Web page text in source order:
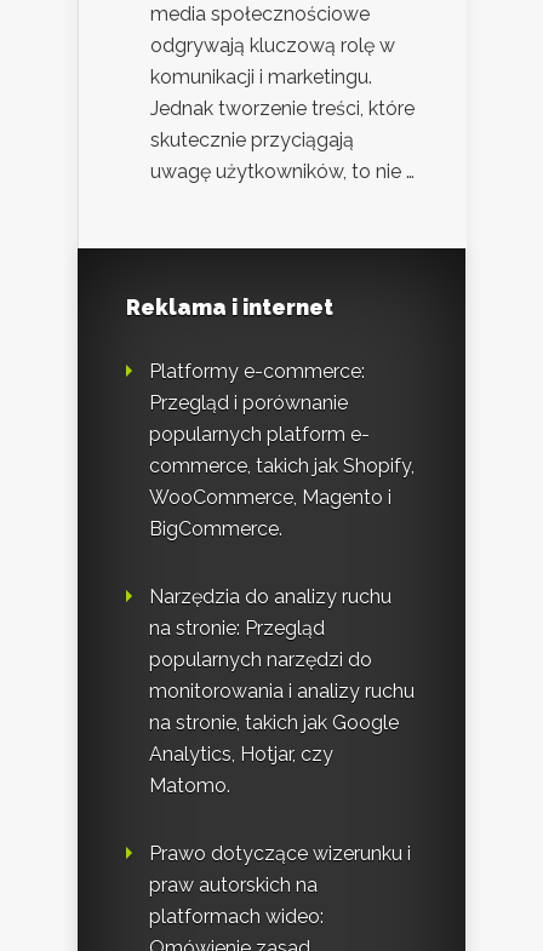
media społecznościowe
odgrywają kluczową rolę w
komunikacji i marketingu.
Jednak tworzenie treści, które
skutecznie przyciągają
uwagę użytkowników, to nie …
Reklama i internet
Platformy e-commerce:
Przegląd i porównanie
popularnych platform e-
commerce, takich jak Shopify,
WooCommerce, Magento i
BigCommerce.
Narzędzia do analizy ruchu
na stronie: Przegląd
popularnych narzędzi do
monitorowania i analizy ruchu
na stronie, takich jak Google
Analytics, Hotjar, czy
Matomo.
Prawo dotyczące wizerunku i
praw autorskich na
platformach wideo: